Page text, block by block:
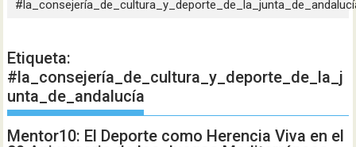
Etiqueta:
#la_consejería_de_cultura_y_deporte_de_la_j
unta_de_andalucía
Mentor10: El Deporte como Herencia Viva en el